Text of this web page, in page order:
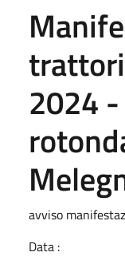
2024
avviso
Data :